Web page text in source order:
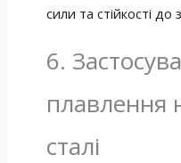
сили та стійкості до
6.
плавлення
сталі